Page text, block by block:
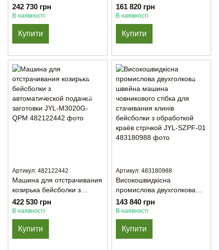
для вістрочки козирьку
Н-838
242 730 грн
В наявності
Купити
люверсов-отверстий на
бейсболке RM-430D-MY
161 820 грн
В наявності
Купити
Артикул: 482122442
Машина для отстрачивания
козирька бейсболки з
автоматической подачей
заготовки JYL-M3020G-
QPM
422 530 грн
В наявності
Купити
Артикул: 483180988
Високошвидкісна
промислова двухголкова
швейна машина
човникового стібка для
стачивания клинів
бейсболки з обработкой
краёв стрічкой JYL-SZPF-01
143 840 грн
В наявності
Купити